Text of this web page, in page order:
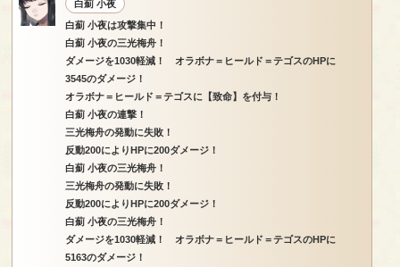
白薊 小夜
白薊 小夜は攻撃集中！
白薊 小夜の三光梅舟！
ダメージを1030軽減！ オラボナ＝ヒールド＝テゴスのHPに
3545のダメージ！
オラボナ＝ヒールド＝テゴスに【致命】を付与！
白薊 小夜の連撃！
三光梅舟の発動に失敗！
反動200によりHPに200ダメージ！
白薊 小夜の三光梅舟！
三光梅舟の発動に失敗！
反動200によりHPに200ダメージ！
白薊 小夜の三光梅舟！
ダメージを1030軽減！ オラボナ＝ヒールド＝テゴスのHPに
5163のダメージ！